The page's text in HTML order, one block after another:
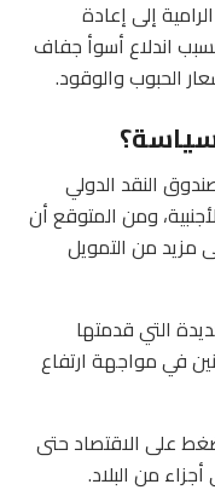
الجهود الرامية إلى إعادة
اندلاع أسوأ جفاف
الحبوب والوقود.
النقد الدولي
ومن المتوقع أن
مزيد من التمويل
التي قدمتها
في مواجهة ارتفاع
على الاقتصاد حتى
من البلاد.